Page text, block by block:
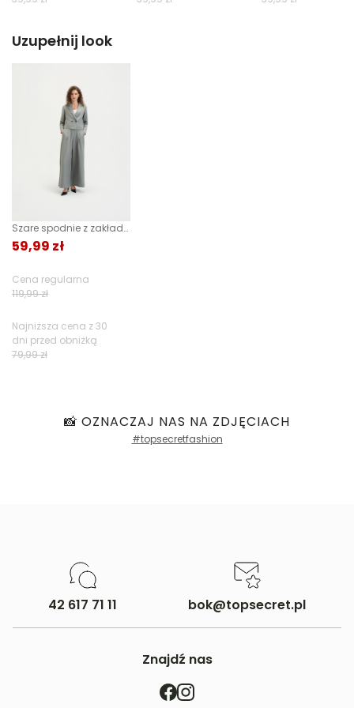
Uzupełnij look
Szare spodnie z zakładkami
59,99 zł
Cena regularna
119,99 zł
Najniższa cena z 30
dni przed obniżką
79,99 zł
📸 OZNACZAJ NAS NA ZDJĘCIACH
#topsecretfashion
42 617 71 11 bok@topsecret.pl
Znajdź nas